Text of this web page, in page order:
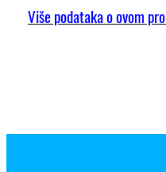
e
/
Više podataka o ovom